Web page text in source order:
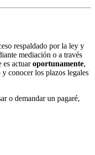
respaldado por la ley y
mediación o a través
es actuaroportunamente,
conocer los plazos legales
o demandar un pagaré,